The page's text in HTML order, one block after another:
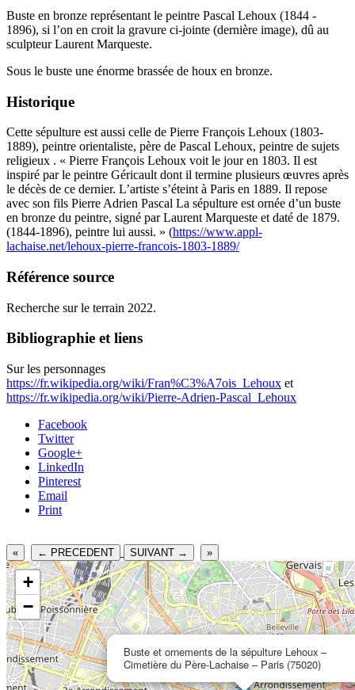
Buste en bronze représentant le peintre Pascal Lehoux (1844 -
1896), si l’on en croit la gravure ci-jointe (dernière image), dû au
sculpteur Laurent Marqueste.
Sous le buste une énorme brassée de houx en bronze.
Historique
Cette sépulture est aussi celle de Pierre François Lehoux (1803-
1889), peintre orientaliste, père de Pascal Lehoux, peintre de sujets
religieux . « Pierre François Lehoux voit le jour en 1803. Il est
inspiré par le peintre Géricault dont il termine plusieurs œuvres après
le décès de ce dernier. L’artiste s’éteint à Paris en 1889. Il repose
avec son fils Pierre Adrien Pascal La sépulture est ornée d’un buste
en bronze du peintre, signé par Laurent Marqueste et daté de 1879.
(1844-1896), peintre lui aussi. » (https://www.appl-
lachaise.net/lehoux-pierre-francois-1803-1889/
Référence source
Recherche sur le terrain 2022.
Bibliographie et liens
Sur les personnages
https://fr.wikipedia.org/wiki/Fran%C3%A7ois_Lehoux et
https://fr.wikipedia.org/wiki/Pierre-Adrien-Pascal_Lehoux
Facebook
Twitter
Google+
LinkedIn
Pinterest
Email
Print
« ← PRECEDENT SUIVANT → »
Buste et ornements de la sépulture Lehoux –
Cimetière du Père-Lachaise – Paris (75020)
+
−